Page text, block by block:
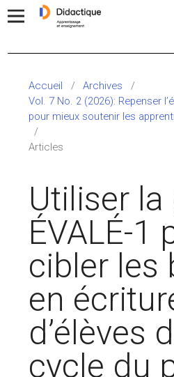
Accueil / Archives
/
Vol. 7 No. 2 (2026): Repenser
pour mieux soutenir les
/
Articles
Utiliser la
ÉVALÉ-1
cibler les
en
d’élèves
cycle du